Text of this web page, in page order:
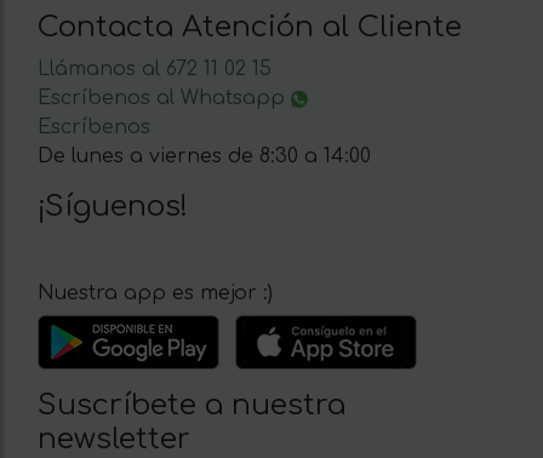
Contacta Atención al Cliente
Llámanos al 672 11 02 15
Escríbenos al Whatsapp
Escríbenos
De lunes a viernes de 8:30 a 14:00
¡Síguenos!
Nuestra app es mejor :)
Suscríbete a nuestra
newsletter